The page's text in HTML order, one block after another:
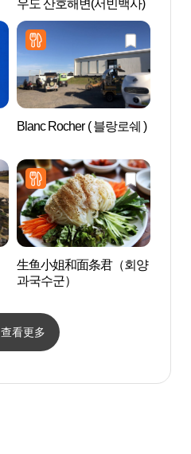
우도 산호해변(서빈백사)
Blanc Rocher ( 블랑로쉐 )
生鱼小姐和面条君（회양
과국수군）
查看更多